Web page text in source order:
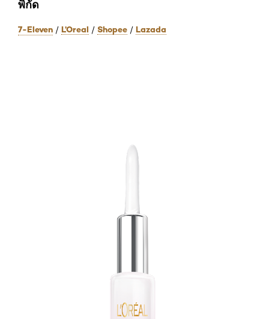
พิกัด
7-Eleven / L’Oreal / Shopee / Lazada